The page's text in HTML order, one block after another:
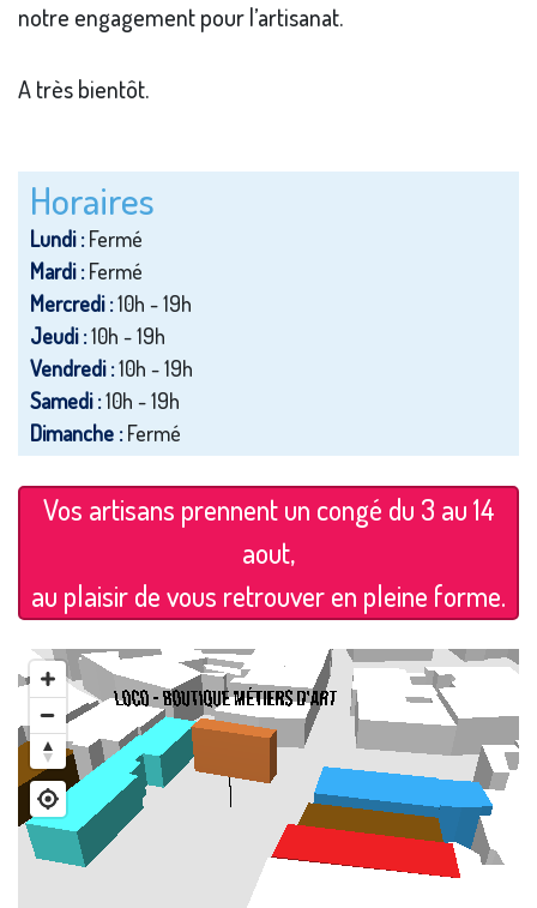
notre engagement pour l’artisanat.
A très bientôt.
Horaires
Lundi :Fermé
Mardi :Fermé
Mercredi :10h - 19h
Jeudi :10h - 19h
Vendredi :10h - 19h
Samedi :10h - 19h
Dimanche :Fermé
Vos artisans prennent un congé du 3 au 14
aout,
au plaisir de vous retrouver en pleine forme.